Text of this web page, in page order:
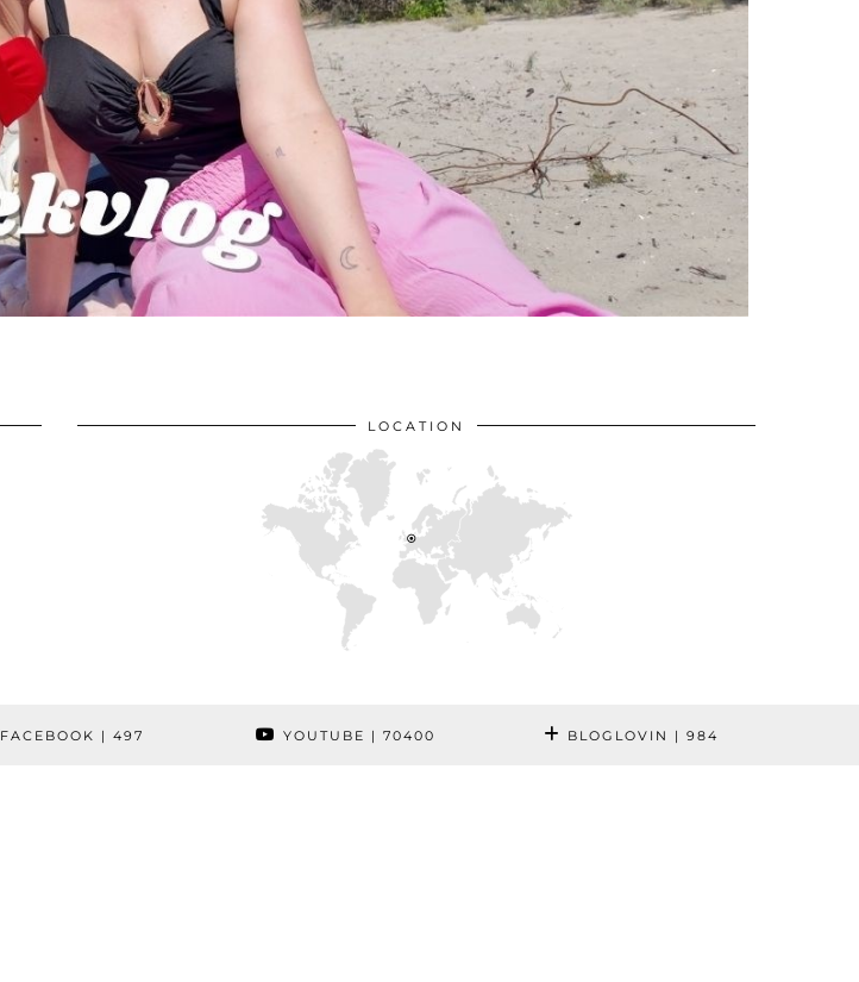
LOCATION
FACEBOOK | 497 YOUTUBE | 70400 BLOGLOVIN | 984